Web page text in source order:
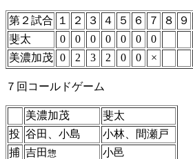
第２試合 １ ２ ３ ４ ５ ６ ７ ８ ９
斐太
0 0 0 0 0 0 0
美濃加茂 0 2 3 2 0 0 ×
７回コールドゲーム
美濃加茂
斐太
投 谷田、小島
小林、間瀬戸
捕 吉田 惣
小邑